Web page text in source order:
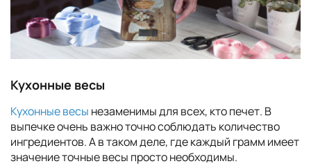
Кухонные весы
Кухонные весы незаменимы для всех, кто печет. В
выпечке очень важно точно соблюдать количество
ингредиентов. А в таком деле, где каждый грамм имеет
значение точные весы просто необходимы.